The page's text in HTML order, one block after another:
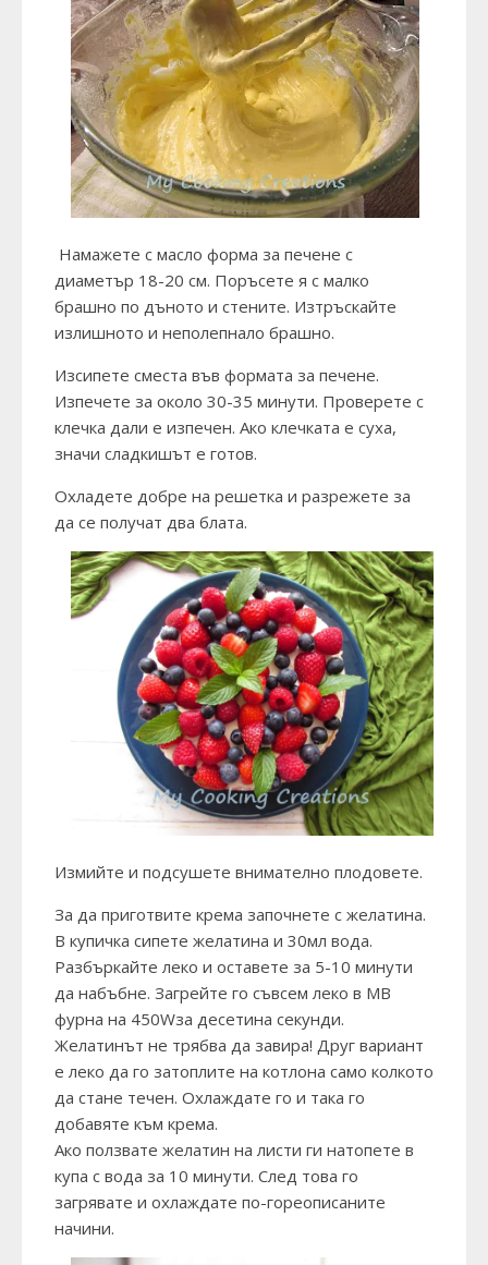
Намажете с масло форма за печене с
диаметър 18-20 см. Поръсете я с малко
брашно по дъното и стените. Изтръскайте
излишното и неполепнало брашно.
Изсипете сместа във формата за печене.
Изпечете за около 30-35 минути. Проверете с
клечка дали е изпечен. Ако клечката е суха,
значи сладкишът е готов.
Охладете добре на решетка и разрежете за
да се получат два блата.
Измийте и подсушете внимателно плодовете.
За да приготвите крема започнете с желатина.
В купичка сипете желатина и 30мл вода.
Разбъркайте леко и оставете за 5-10 минути
да набъбне. Загрейте го съвсем леко в МВ
фурна на 450Wза десетина секунди.
Желатинът не трябва да завира! Друг вариант
е леко да го затоплите на котлона само колкото
да стане течен. Охлаждате го и така го
добавяте към крема.
Ако ползвате желатин на листи ги натопете в
купа с вода за 10 минути. След това го
загрявате и охлаждате по-гореописаните
начини.